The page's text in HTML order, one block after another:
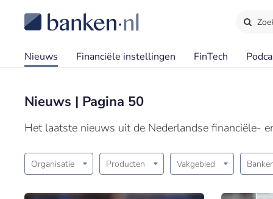
Nieuws Financiële instellingen FinTech
Nieuws | Pagina 50
Het laatste nieuws uit de Nederlandse financiële-
Organisatie Producten Vakgebied